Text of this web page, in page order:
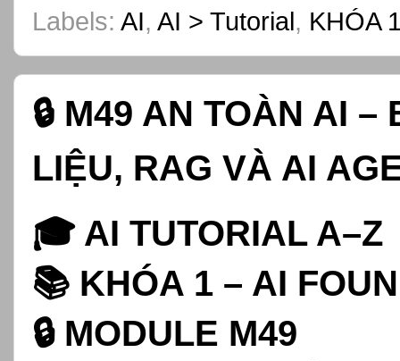
Labels: AI, AI > Tutorial, KHÓA
🔒 M49 AN TOÀN AI
LIỆU, RAG VÀ AI
🎓 AI TUTORIAL A–Z
📚 KHÓA 1 – AI
🔒 MODULE M49